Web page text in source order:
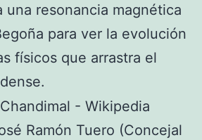
una resonancia magnética
para ver la evolución
físicos que arrastra el
Ramón Tuero (Concejal